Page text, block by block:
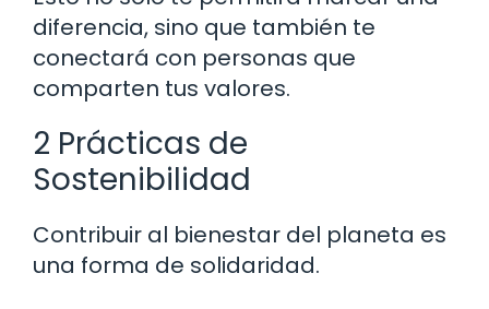
diferencia, sino que también te
conectará con personas que
comparten tus valores.
2 Prácticas de
Sostenibilidad
Contribuir al bienestar del planeta es
una forma de solidaridad.